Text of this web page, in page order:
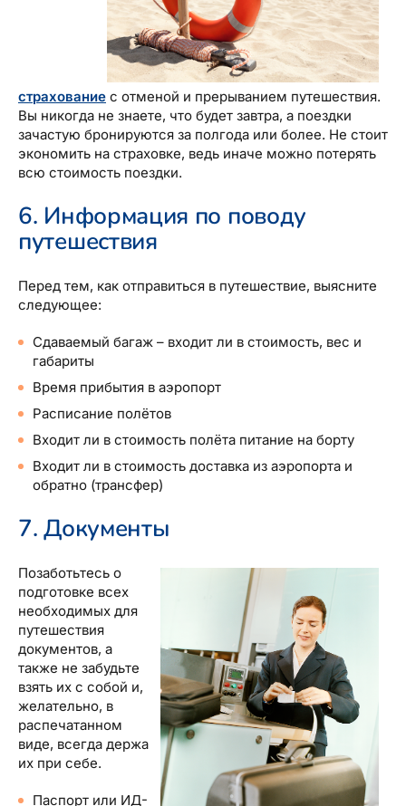
страхование с отменой и прерыванием путешествия.
Вы никогда не знаете, что будет завтра, а поездки
зачастую бронируются за полгода или более. Не стоит
экономить на страховке, ведь иначе можно потерять
всю стоимость поездки.
6. Информация по поводу
путешествия
Перед тем, как отправиться в путешествие, выясните
следующее:
Сдаваемый багаж – входит ли в стоимость, вес и
габариты
Время прибытия в аэропорт
Расписание полётов
Входит ли в стоимость полёта питание на борту
Входит ли в стоимость доставка из аэропорта и
обратно (трансфер)
7. Документы
Позаботьтесь о
подготовке всех
необходимых для
путешествия
документов, а
также не забудьте
взять их с собой и,
желательно, в
распечатанном
виде, всегда держа
их при себе.
Паспорт или ИД-